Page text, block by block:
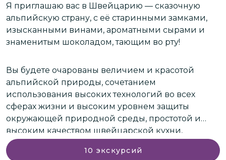
Я приглашаю вас в Швейцарию — сказочную
альпийскую страну, с её старинными замками,
изысканными винами, ароматными сырами и
знаменитым шоколадом, тающим во рту!
Вы будете очарованы величием и красотой
альпийской природы, сочетанием
использования высоких технологий во всех
сферах жизни и высоким уровнем защиты
окружающей природной среды, простотой и
высоким качеством швейцарской кухни,
обилием исторических памятников, старинных
замков и высоким уровнем жизни в этой стране,
10 экскурсий